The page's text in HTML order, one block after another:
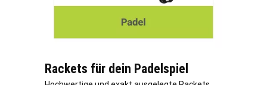
Rackets für dein Padelspiel